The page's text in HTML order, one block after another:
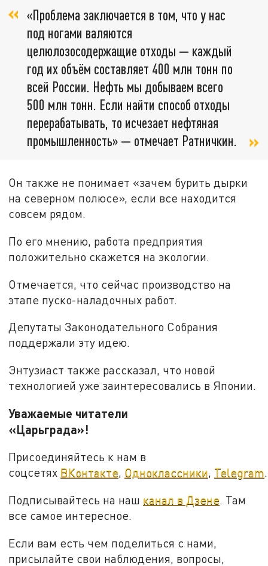
«Проблема заключается в том, что у нас
под ногами валяются
целюлозосодержащие отходы — каждый
год их объём составляет 400 млн тонн по
всей России. Нефть мы добываем всего
500 млн тонн. Если найти способ отходы
перерабатывать, то исчезает нефтяная
промышленность» — отмечает Ратничкин.
Он также не понимает «зачем бурить дырки
на северном полюсе», если все находится
совсем рядом.
По его мнению, работа предприятия
положительно скажется на экологии.
Отмечается, что сейчас производство на
этапе пуско-наладочных работ.
Депутаты Законодательного Собрания
поддержали эту идею.
Энтузиаст также рассказал, что новой
технологией уже заинтересовались в Японии.
Уважаемые читатели
«Царьграда»!
Присоединяйтесь к нам в
соцсетях ВКонтакте, Одноклассники, Telegram.
Подписывайтесь на наш канал в Дзене. Там
все самое интересное.
Если вам есть чем поделиться с нами,
присылайте свои наблюдения, вопросы,